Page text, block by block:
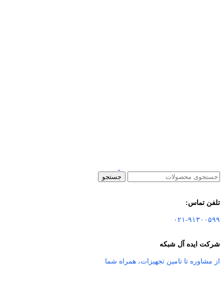
جستجو
تلفن تماس:
۰۲۱-۹۱۳۰۰۵۹۹
شرکت ایده آل شبکه
از مشاوره تا تامین تجهیزات، همراه شما